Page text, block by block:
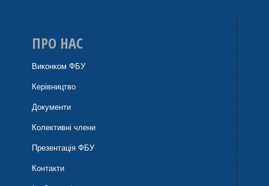
ПРО НАС
Виконком ФБУ
Керівництво
Документи
Колективні члени
Презентація ФБУ
Контакти